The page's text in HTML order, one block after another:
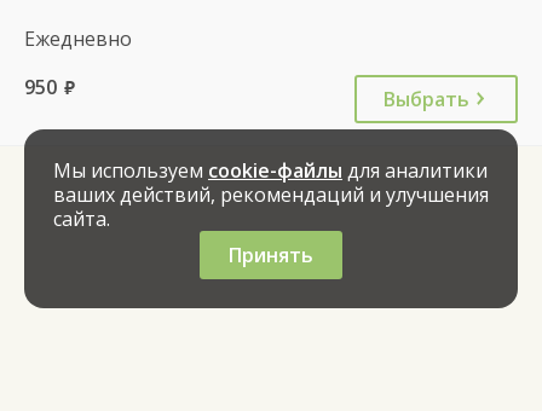
Ежедневно
950 руб. Выбрать
Мы используем cookie-файлы для аналитики
ваших действий, рекомендаций и улучшения
сайта.
Принять